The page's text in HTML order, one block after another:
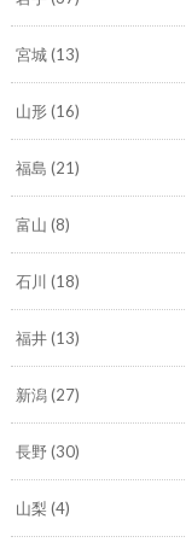
宮城(13)
山形(16)
福島 (21)
富山 (8)
石川 (18)
福井(13)
新潟(27)
長野(30)
山梨 (4)